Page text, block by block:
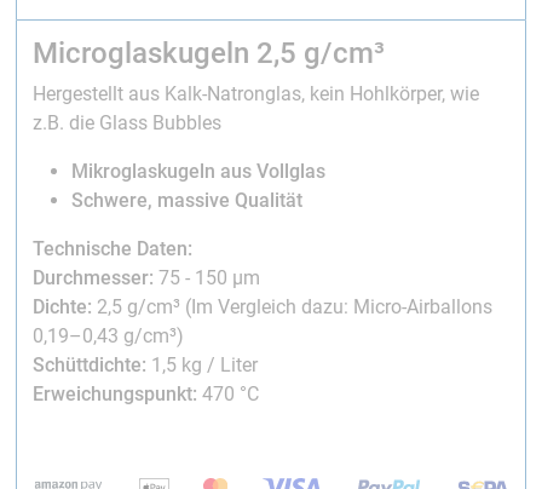
Microglaskugeln 2,5 g/cm³
Hergestellt aus Kalk-Natronglas, kein Hohlkörper, wie
z.B. die Glass Bubbles
Mikroglaskugeln aus Vollglas
Schwere, massive Qualität
Technische Daten:
Durchmesser: 75 - 150 µm
Dichte: 2,5 g/cm³ (Im Vergleich dazu: Micro-Airballons
0,19–0,43 g/cm³)
Schüttdichte: 1,5 kg / Liter
Erweichungspunkt: 470 °C